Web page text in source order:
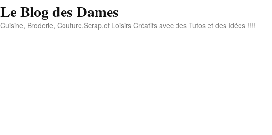
Le Blog des Dames
Cuisine, Broderie, Couture,Scrap,et Loisirs Créatifs avec des Tutos et des Idées !!!!